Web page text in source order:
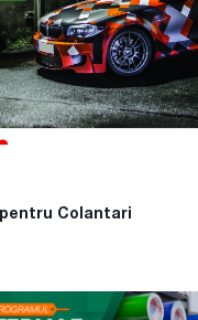
Colantari